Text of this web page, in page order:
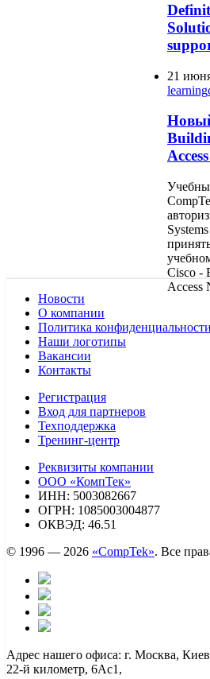
21
learning
Cisco -
Access
Новости
О компании
Политика конфиденциальности
Наши логотипы
Вакансии
Контакты
Регистрация
Вход для партнеров
Техподдержка
Тренинг-центр
Реквизиты компании
ООО «КомпТек»
ИНН: 5003082667
ОГРН: 1085003004877
ОКВЭД: 46.51
© 1996 — 2026 «CompTek». Все
Адрес нашего офиса: г. Москва,
22-й километр, 6Ас1,